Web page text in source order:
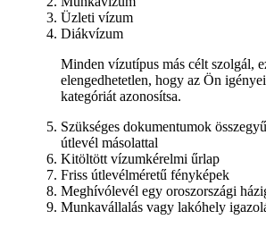
Üzleti vízum
Diákvízum
Minden vízutípus más célt szolgál,
elengedhetetlen, hogy az Ön
kategóriát azonosítsa.
Szükséges dokumentumok
útlevél másolattal
Kitöltött vízumkérelmi űrlap
Friss útlevélméretű fényképek
Meghívólevél egy oroszországi
Munkavállalás vagy lakóhely